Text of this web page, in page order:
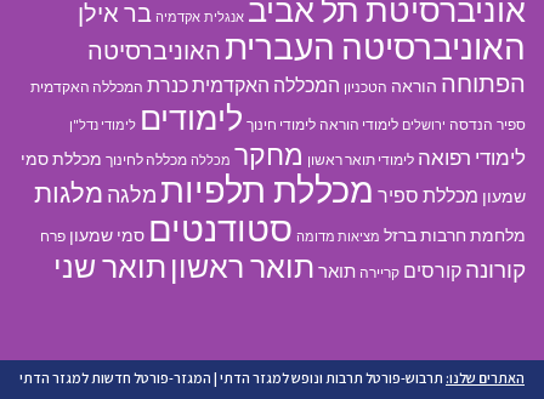
אוניברסיטת תל אביב אנגלית אקדמיה בר אילן
האוניברסיטה העברית האוניברסיטה
הפתוחה הוראה הטכניון המכללה האקדמית כנרת המכללה האקדמית
ספיר הנדסה ירושלים לימודי הוראה לימודי חינוך לימודים לימודי נדל"ן
לימודי רפואה לימודי תואר ראשון מחקר מכללה מכללה לחינוך מכללת סמי
שמעון מכללת ספיר מכללת תלפיות מלגה מלגות
מלחמת חרבות ברזל מציאות מדומה סטודנטים סמי שמעון פרח
קורונה קורסים קריירה תואר תואר ראשון תואר שני
האתרים שלנו: תרבוש-פורטל תרבות ונופש למגזר הדתי | המגזר-פורטל חדשות למגזר הדתי